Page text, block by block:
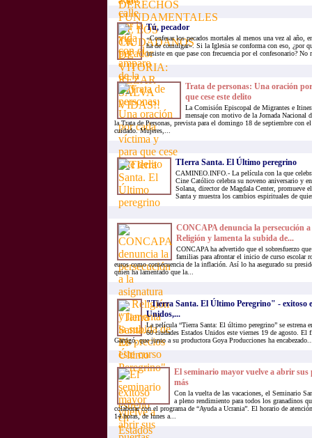
Tú, pecador
«Confesar los pecados mortales al menos una vez al año,
ha de comulgar». Si la Iglesia se conforma con eso, ¿por
insiste en que pase con frecuencia por el confesonario?
Trata de personas: Una oración
que cese este delito
La Comisión Episcopal de Migrantes e
mensaje con motivo de la Jornada Nacional
la Trata de Personas, prevista para el domingo 18 de septiembre con
cuidado. Mujeres,...
TIerra Santa. El Último peregrino
CAMINEO.INFO.- La película con la que
Cine Católico celebra su noveno aniversario y
Solana, director de Magdala Center, promueve
Santa y muestra los cambios espirituales de
CONCAPA denuncia la persecución
Religión y lamenta la subida de...
CONCAPA ha advertido que el sobresfuerzo
familias para afrontar el inicio de curso escolar
euros como consecuencia de la inflación. Así lo ha asegurado su
quien ha lamentado que la...
"Tierra Santa. El Último Peregrino" - exitoso
Unidos,...
La película “Tierra Santa: El último peregrino” se estrena
60 ciudades Estados Unidos este viernes 19 de agosto.
Garrigó, que junto a su productora Goya Producciones ha
El seminario mayor vuelve a abrir
más
Con la vuelta de las vacaciones, el Seminario
a pleno rendimiento para todos los granadinos
colaborar con el programa de “Ayuda a Ucrania”. El horario de
14 horas, de lunes a...